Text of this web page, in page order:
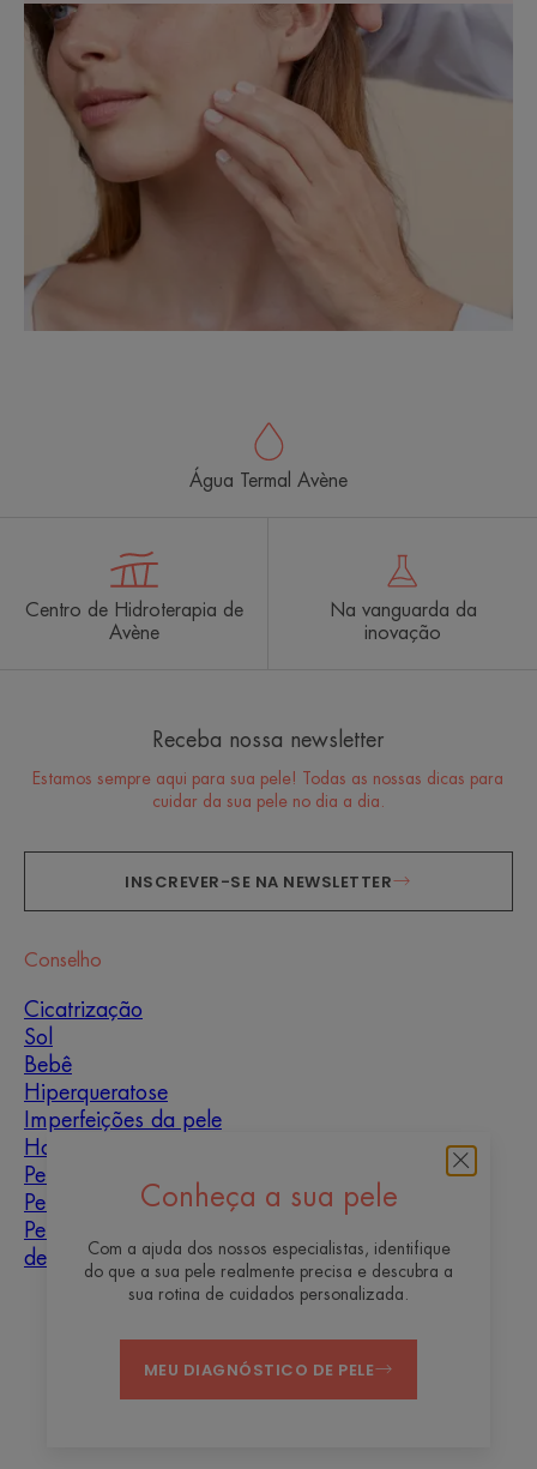
Conheça a sua pele
Com a ajuda dos nossos especialistas, identifique
do que a sua pele realmente precisa e descubra a
sua rotina de cuidados personalizada.
MEU DIAGNÓSTICO DE PELE
Água Termal Avène
Centro de Hidroterapia de
Avène
Na vanguarda da
inovação
Receba nossa newsletter
Estamos sempre aqui para sua pele! Todas as nossas dicas para
cuidar da sua pele no dia a dia.
INSCREVER-SE NA NEWSLETTER
Conselho
Cicatrização
Sol
Bebê
Hiperqueratose
Imperfeições da pele
Homens
Pele mista
Pele seca
Pele seca e
desidratação
Contato Perguntas mais frequentes